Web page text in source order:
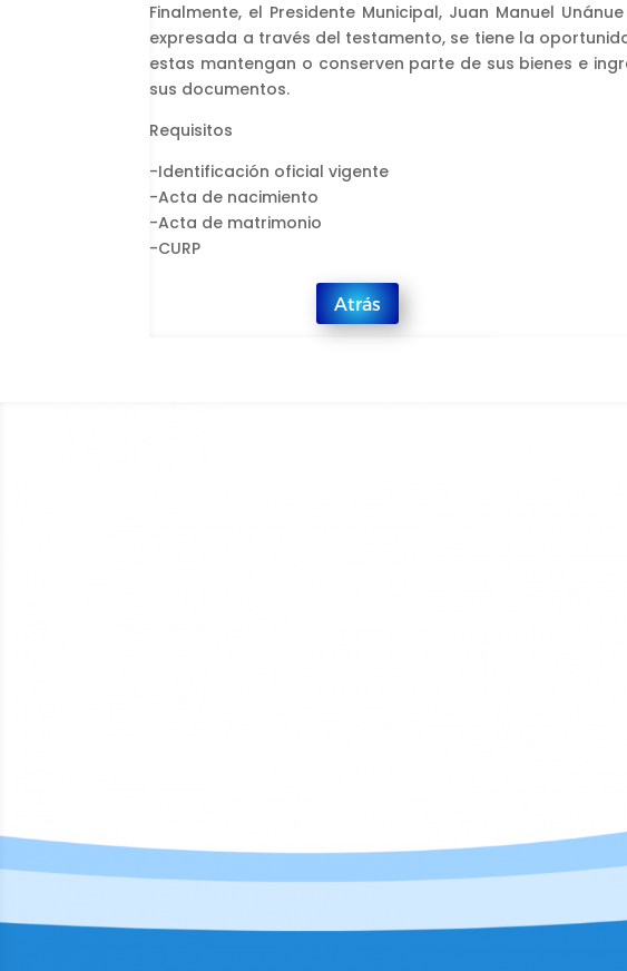
Finalmente, el Presidente Municipal, Juan Manuel
expresada a través del testamento, se tiene la
estas mantengan o conserven parte de sus bienes e
sus documentos.
Requisitos
-Identificación oficial vigente
-Acta de nacimiento
-Acta de matrimonio
-CURP
Atrás